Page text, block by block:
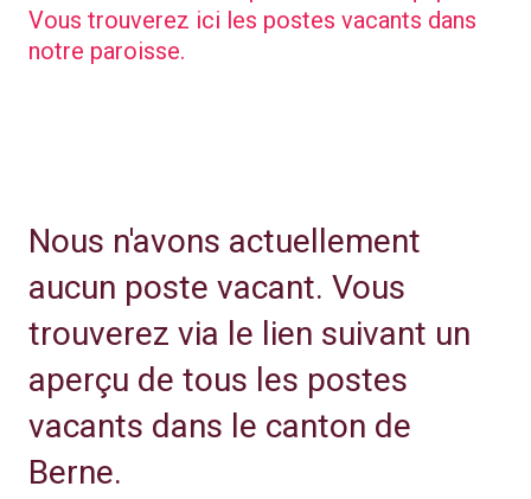
Vous trouverez ici les postes vacants dans
notre paroisse.
Nous n'avons actuellement
aucun poste vacant. Vous
trouverez via le lien suivant un
aperçu de tous les postes
vacants dans le canton de
Berne.